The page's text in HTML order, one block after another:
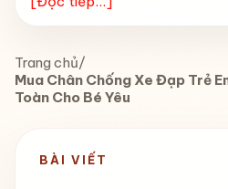
Trang chủ/
Mua Chân Chống Xe Đạp Trẻ
Toàn Cho Bé Yêu
BÀI VIẾT